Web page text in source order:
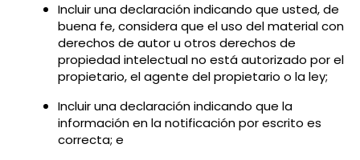
Incluir una declaración indicando que usted, de
buena fe, considera que el uso del material con
derechos de autor u otros derechos de
propiedad intelectual no está autorizado por el
propietario, el agente del propietario o la ley;
Incluir una declaración indicando que la
información en la notificación por escrito es
correcta; e